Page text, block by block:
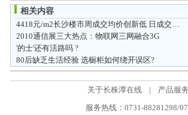
相关内容
4418元/m2长沙楼市周成交均价创新低 日成交套数跌一半
2010通信展三大热点：物联网三网融合3G
'的士'还有活路吗 ?
80后缺乏生活经验 选橱柜如何绕开误区?
关于长株潭在线 | 产品服务
服务热线：0731-88281298/